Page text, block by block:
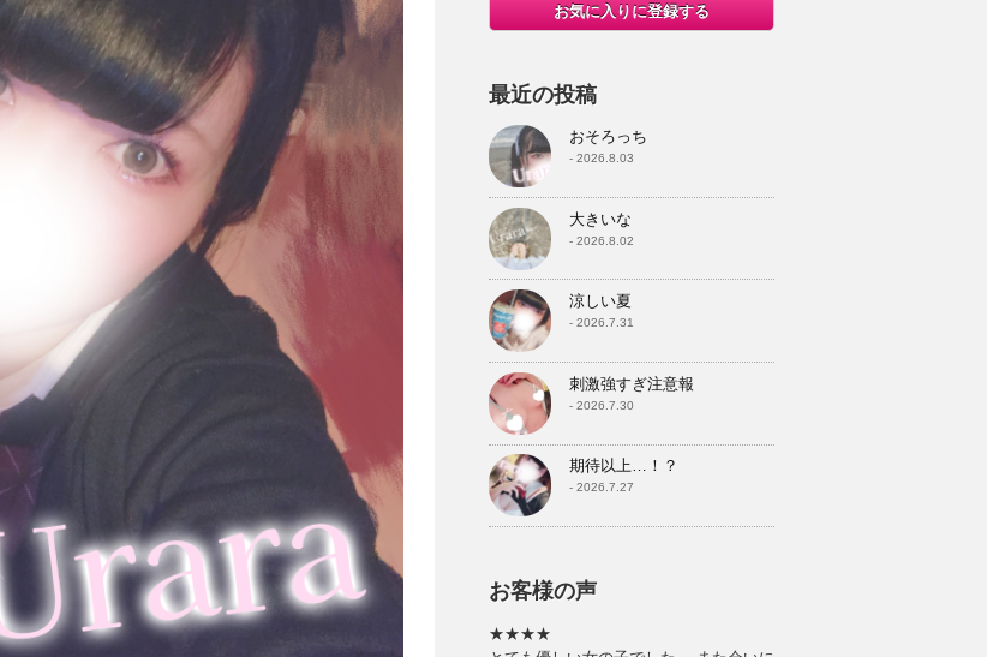
お気に入りに登録する
最近の投稿
おそろっち
- 2026.8.03
大きいな
- 2026.8.02
涼しい夏
- 2026.7.31
刺激強すぎ注意報
- 2026.7.30
期待以上…！？
- 2026.7.27
お客様の声
★★★★